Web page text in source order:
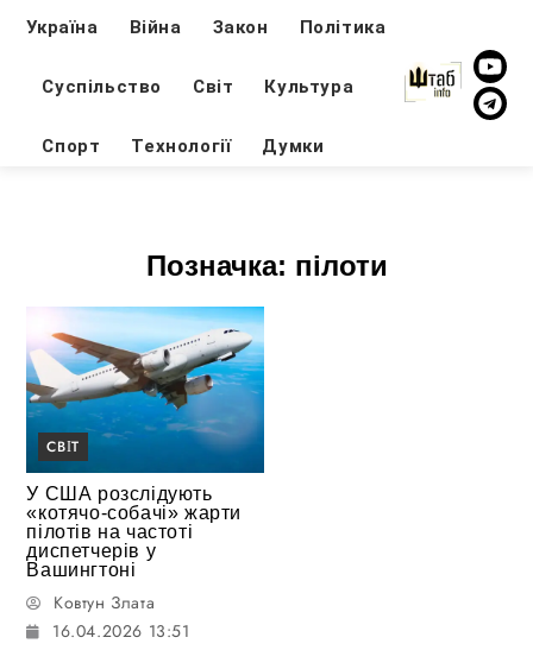
Україна Війна Закон Політика
Суспільство Світ Культура
Спорт Технології Думки
Позначка: пілоти
СВІТ
У США розслідують
«котячо-собачі» жарти
пілотів на частоті
диспетчерів у
Вашингтоні
Ковтун Злата
16.04.2026 13:51